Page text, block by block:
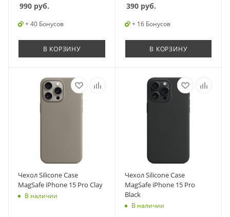
990 руб.
+ 40 Бонусов
В КОРЗИНУ
390руб.
+ 16 Бонусов
В КОРЗИНУ
Чехол Silicone Case
MagSafe iPhone 15 Pro Clay
В наличии
Чехол Silicone Case
MagSafe iPhone 15 Pro
Black
В наличии